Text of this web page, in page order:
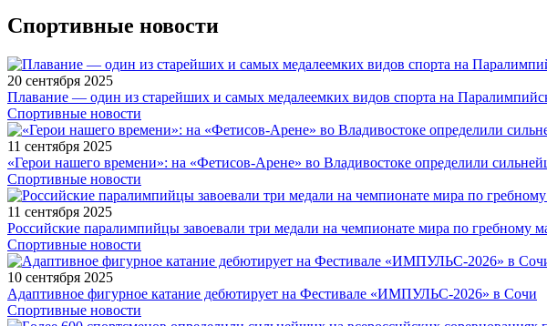
Спортивные новости
20 сентября 2025
Плавание — один из старейших и самых медалеемких видов спорта на
Спортивные новости
11 сентября 2025
«Герои нашего времени»: на «Фетисов-Арене» во Владивостоке определили
Спортивные новости
11 сентября 2025
Российские паралимпийцы завоевали три медали на чемпионате мира по гребному
Спортивные новости
10 сентября 2025
Адаптивное фигурное катание дебютирует на Фестивале «ИМПУЛЬС-2026» в Сочи
Спортивные новости